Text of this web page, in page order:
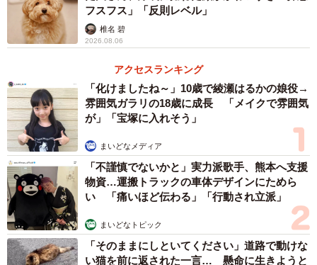
フスフス」「反則レベル」
椎名 碧
2026.08.06
アクセスランキング
「化けましたね～」10歳で綾瀬はるかの娘役→
雰囲気ガラリの18歳に成長 「メイクで雰囲気
が」「宝塚に入れそう」
まいどなメディア
「不謹慎でないかと」実力派歌手、熊本へ支援
物資…運搬トラックの車体デザインにためら
い 「痛いほど伝わる」「行動され立派」
まいどなトピック
「そのままにしといてください」道路で動けな
い猫を前に返された一言… 懸命に生きようと